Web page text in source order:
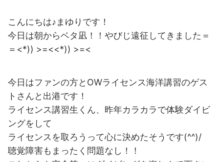
こんにちは♪まゆりです！
今日は朝からベタ凪！！やびじ遠征してきました＝
＝<*)) >=<<*)) >=<
今日はファンの方とOWライセンス海洋講習のゲス
トさんと出港です！
ライセンス講習生くん、昨年カラカラで体験ダイビ
ングをして
ライセンスを取ろうって心に決めたそうです(^^)/
聴覚障害もまったく問題なし！！